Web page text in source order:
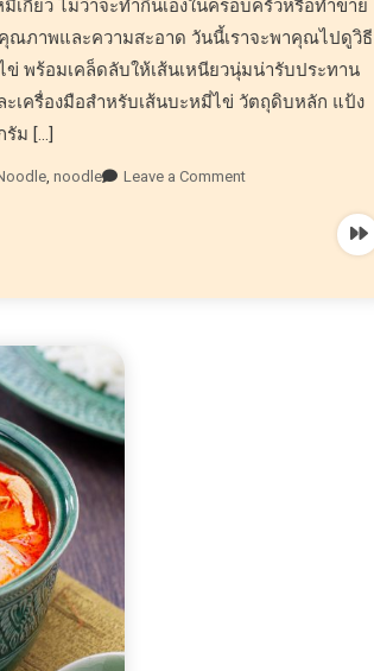
เกี๊ยว ไม่ว่าจะทำกินเองในครอบครัวหรือทำขาย
ณภาพและความสะอาด วันนี้เราจะพาคุณไปดูวิธี
ข่ พร้อมเคล็ดลับให้เส้นเหนียวนุ่มน่ารับประทาน
เครื่องมือสำหรับเส้นบะหมี่ไข่ วัตถุดิบหลัก แป้ง
รัม […]
,noodle Leave a Comment